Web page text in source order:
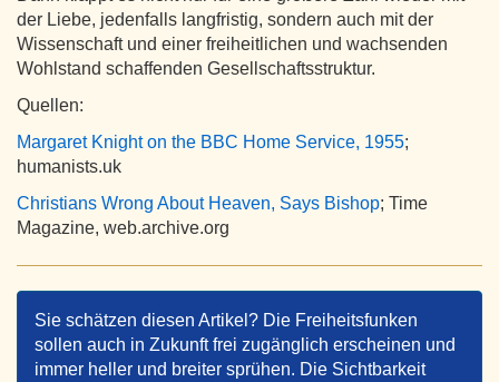
der Liebe, jedenfalls langfristig, sondern auch mit der
Wissenschaft und einer freiheitlichen und wachsenden
Wohlstand schaffenden Gesellschaftsstruktur.
Quellen:
Margaret Knight on the BBC Home Service, 1955;
humanists.uk
Christians Wrong About Heaven, Says Bishop; Time
Magazine, web.archive.org
Sie schätzen diesen Artikel? Die Freiheitsfunken
sollen auch in Zukunft frei zugänglich erscheinen und
immer heller und breiter sprühen. Die Sichtbarkeit